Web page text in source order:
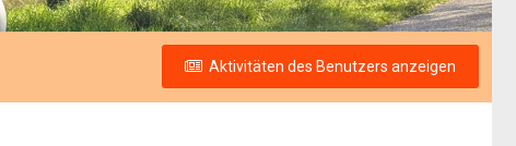
Aktivitäten des Benutzers anzeigen